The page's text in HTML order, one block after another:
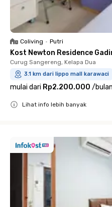
Coliving • Putri
Kost Newton Residence
Curug Sangereng, Kelapa Dua
3.1 km dari lippo mall karawaci
mulai dari Rp2.200.000 /bulan
Lihat info lebih banyak